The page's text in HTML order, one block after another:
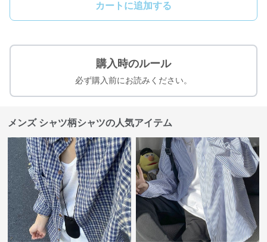
カートに追加する
購入時のルール
必ず購入前にお読みください。
メンズ シャツ柄シャツの人気アイテム